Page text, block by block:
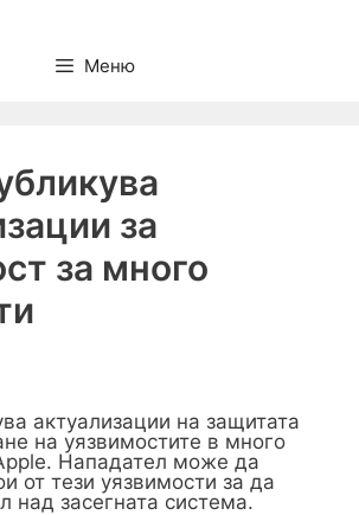
Меню
за
за много
актуализации на защитата
на уязвимостите в много
Нападател може да
от тези уязвимости за да
над засегната система.